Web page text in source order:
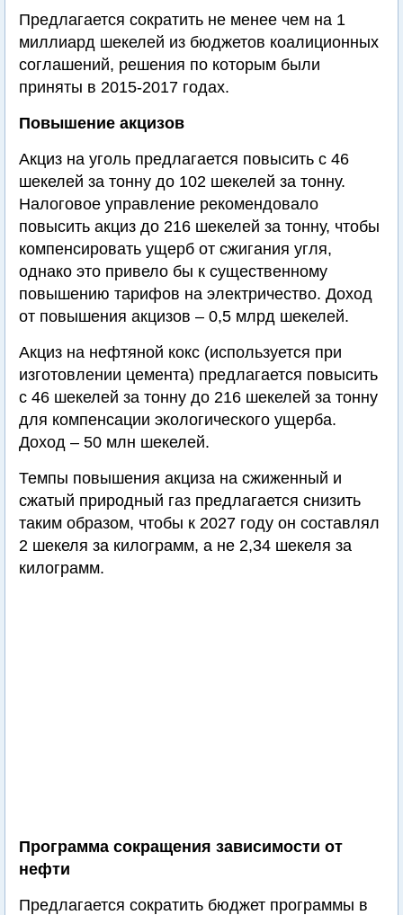
Предлагается сократить не менее чем на 1
миллиард шекелей из бюджетов коалиционных
соглашений, решения по которым были
приняты в 2015-2017 годах.
Повышение акцизов
Акциз на уголь предлагается повысить с 46
шекелей за тонну до 102 шекелей за тонну.
Налоговое управление рекомендовало
повысить акциз до 216 шекелей за тонну, чтобы
компенсировать ущерб от сжигания угля,
однако это привело бы к существенному
повышению тарифов на электричество. Доход
от повышения акцизов – 0,5 млрд шекелей.
Акциз на нефтяной кокс (используется при
изготовлении цемента) предлагается повысить
с 46 шекелей за тонну до 216 шекелей за тонну
для компенсации экологического ущерба.
Доход – 50 млн шекелей.
Темпы повышения акциза на сжиженный и
сжатый природный газ предлагается снизить
таким образом, чтобы к 2027 году он составлял
2 шекеля за килограмм, а не 2,34 шекеля за
килограмм.
Программа сокращения зависимости от
нефти
Предлагается сократить бюджет программы в